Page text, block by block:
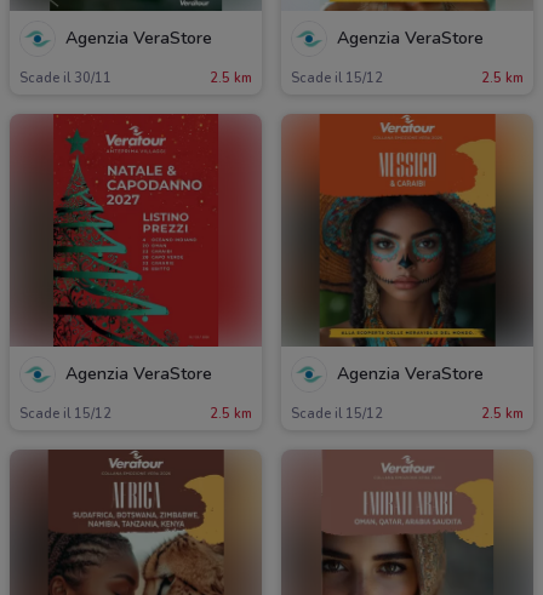
Agenzia VeraStore
Scade il 30/11 2.5 km
Agenzia VeraStore
Scade il 15/12 2.5 km
Agenzia VeraStore
Scade il 15/12 2.5 km
Agenzia VeraStore
Scade il 15/12 2.5 km